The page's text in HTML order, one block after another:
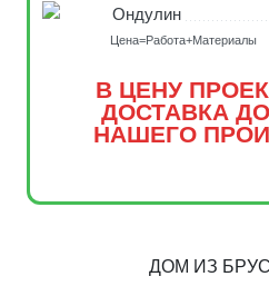
Ондулин
Цена=Работа+Материалы
В ЦЕНУ
ДОСТАВКА
НАШЕГО
ДОМ ИЗ